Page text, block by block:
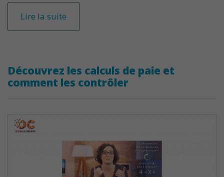
Lire la suite
Découvrez les calculs de paie et
comment les contrôler